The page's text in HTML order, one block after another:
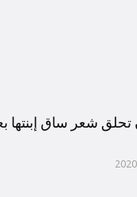
تحلق شعر ساق إبنتها